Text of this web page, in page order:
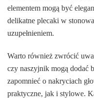
elementem mogą być
delikatne plecaki w
uzupełnieniem.
Warto również zwrócić
czy naszyjnik mogą dodać
zapomnieć o nakryciach
praktyczne, jak i stylowe.